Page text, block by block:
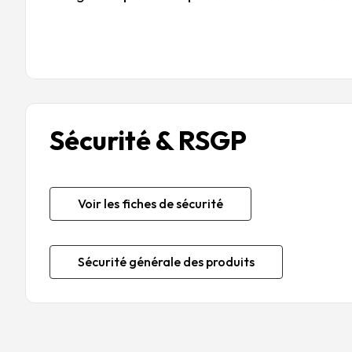
Sécurité & RSGP
Voir les fiches de sécurité
Sécurité générale des produits